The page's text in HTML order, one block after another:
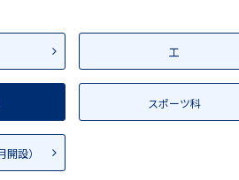
工
スポーツ科
設）